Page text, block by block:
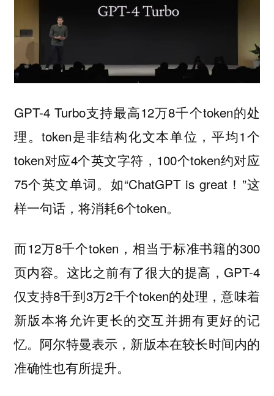
GPT-4 Turbo支持最高12万8千个token的处
理。token是非结构化文本单位，平均1个
token对应4个英文字符，100个token约对应
75个英文单词。如“ChatGPT is great！”这
样一句话，将消耗6个token。
而12万8千个token，相当于标准书籍的300
页内容。这比之前有了很大的提高，GPT-4
仅支持8千到3万2千个token的处理，意味着
新版本将允许更长的交互并拥有更好的记
忆。阿尔特曼表示，新版本在较长时间内的
准确性也有所提升。